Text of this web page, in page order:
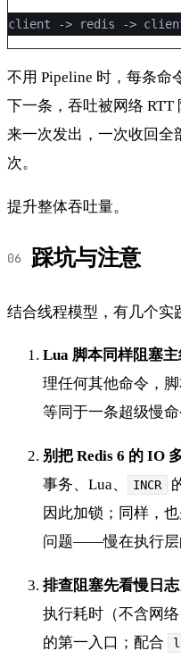
client -> redis ->
不用 Pipeline 时，每条命
下一条，吞吐被网络 RTT
来一次发出，一次收回全
次。
提升整体吞吐量。
踩坑与注意
结合线程模型，有几个实
Lua 脚本同样阻塞
理任何其他命令，
等同于一条超级慢命
别把 Redis 6 的 IO
事务、Lua、
INCR
因此加锁；同样，
问题——慢在执行层
排查阻塞先看慢日志
执行耗时（不含网
的第一入口；配合